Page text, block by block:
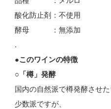
酸化防止剤：不使用
酵母 ：無添加
.
●このワインの特徴
○「樽」発酵
国内の自然派で樽発酵させ
少数派ですが、